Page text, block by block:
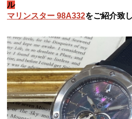
ル
マリンスター 98A332をご紹介致